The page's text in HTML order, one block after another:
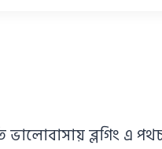
ভালোবাসায় ব্লগিং